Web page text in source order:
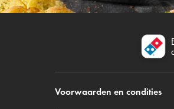
Voorwaarden en condities